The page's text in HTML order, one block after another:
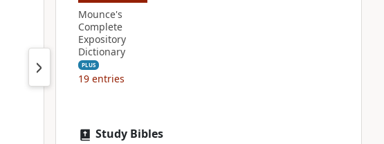
Mounce's
Complete
Expository
Dictionary
PLUS
19 entries
Study Bibles